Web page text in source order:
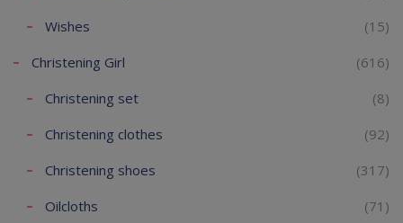
Wishes
(15)
Christening Girl
(616)
Christening set
(8)
Christening clothes
(92)
Christening shoes
(317)
Oilcloths
(71)